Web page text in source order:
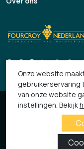
© 2026 Fourcroy
Algemene
Onze website
gebruikerservaring
van onze website
instellingen. Bekijk